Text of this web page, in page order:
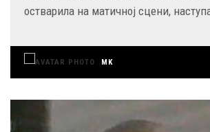
остварила на матичној сцени,
MK